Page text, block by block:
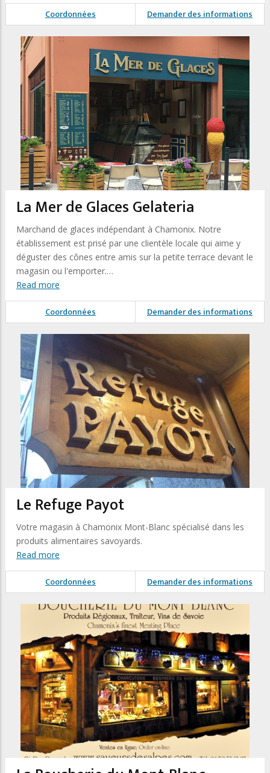
Coordonnées Demander des informations
La Mer de Glaces Gelateria
Marchand de glaces indépendant à Chamonix. Notre
établissement est prisé par une clientèle locale qui aime y
déguster des cônes entre amis sur la petite terrace devant le
magasin ou l'emporter.…
Read more
Coordonnées Demander des informations
Le Refuge Payot
Votre magasin à Chamonix Mont-Blanc spécialisé dans les
produits alimentaires savoyards.
Read more
Coordonnées Demander des informations